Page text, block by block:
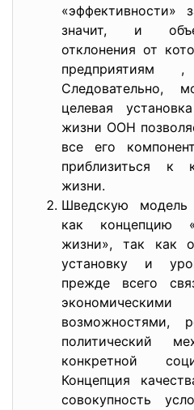
«эффективности»
значит, и
отклонения от
предприятиям
Следовательно,
целевая
жизни ООН
все его
приблизиться к
жизни.
Шведскую
как концепцию
жизни», так как
установку и
прежде всего
возможностями,
политический
конкретной
Концепция
совокупность